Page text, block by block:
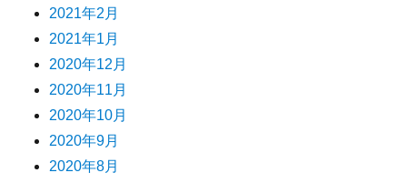
2021年2月
2021年1月
2020年12月
2020年11月
2020年10月
2020年9月
2020年8月